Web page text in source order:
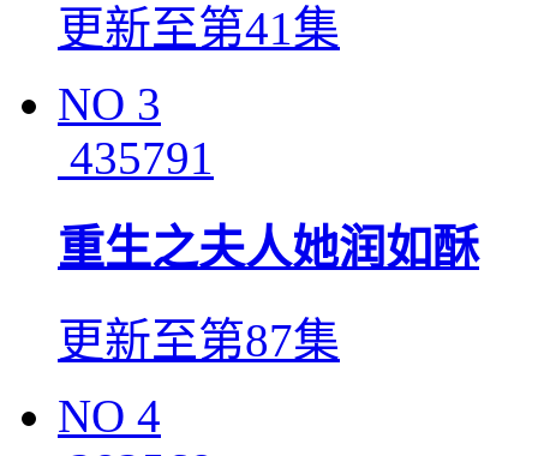
更新至第41集
NO 3
435791
重生之夫人她润如酥
更新至第87集
NO 4